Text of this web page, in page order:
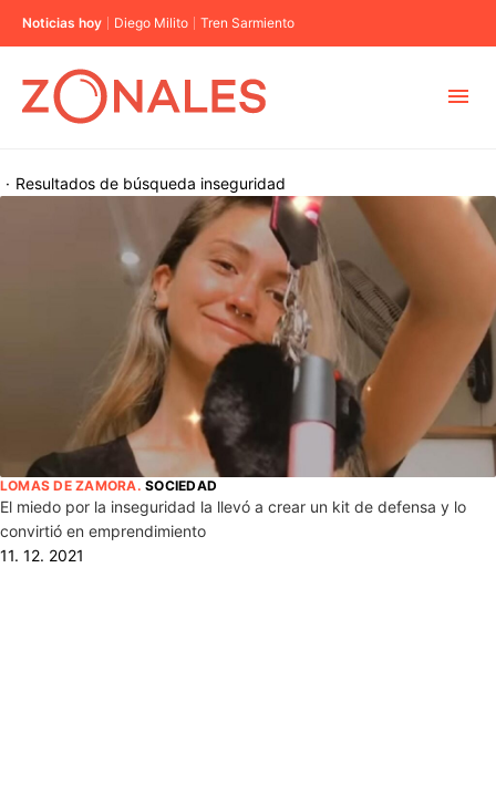
Noticias hoy Diego Milito Tren Sarmiento
ELECCIONES 2023
Resultados de búsqueda
· inseguridad
LOMAS DE ZAMORA.SOCIEDAD
El miedo por la inseguridad la llevó a crear un kit de defensa y lo
convirtió en emprendimiento
11. 12. 2021